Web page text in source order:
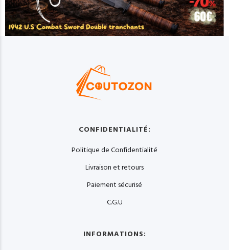
CONFIDENTIALITÉ:
Politique de Confidentialité
Livraison et retours
Paiement sécurisé
C.G.U
INFORMATIONS: